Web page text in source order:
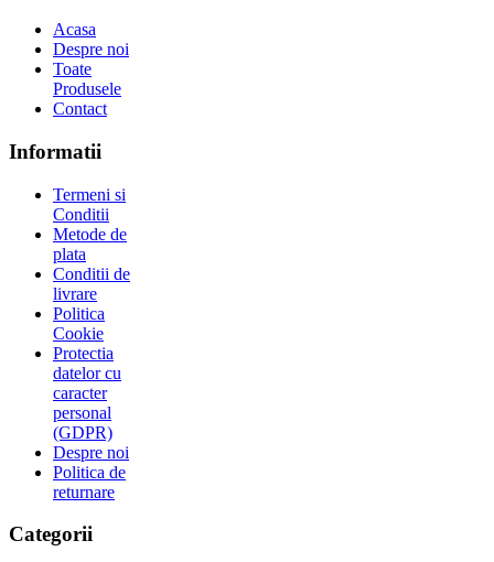
Acasa
Despre noi
Toate
Produsele
Contact
Informatii
Termeni si
Conditii
Metode de
plata
Conditii de
livrare
Politica
Cookie
Protectia
datelor cu
caracter
personal
(GDPR)
Despre noi
Politica de
returnare
Categorii